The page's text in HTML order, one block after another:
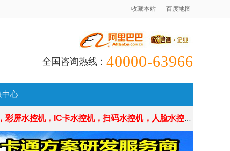
收藏本站 百度地图
全国咨询热线： 40000-63966
中心
，IC卡水控机，扫码水控机，人脸水控机，源头厂家